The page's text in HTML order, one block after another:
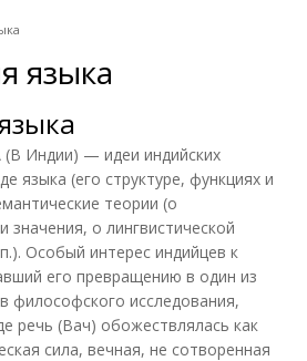
языка
Индии) — идеи индийских
языка (его структуре, функциях и
теории (о
значения, о лингвистической
Особый интерес индийцев к
его превращению в один из
философского исследования,
речь (Вач) обожествлялась как
сила, вечная, не сотворенная